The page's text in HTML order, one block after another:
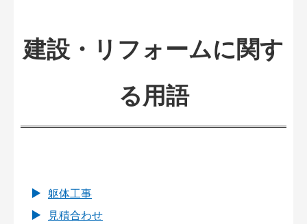
建設・リフォームに関す
る用語
躯体工事
見積合わせ